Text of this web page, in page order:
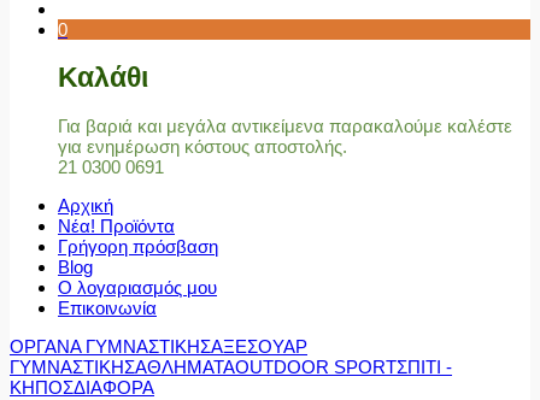
0
Καλάθι
Για βαριά και μεγάλα αντικείμενα παρακαλούμε καλέστε
για ενημέρωση κόστους αποστολής.
21 0300 0691
Αρχική
Νέα! Προϊόντα
Γρήγορη πρόσβαση
Blog
Ο λογαριασμός μου
Επικοινωνία
ΟΡΓΑΝΑ ΓΥΜΝΑΣΤΙΚΗΣΑΞΕΣΟΥΑΡ
ΓΥΜΝΑΣΤΙΚΗΣΑΘΛΗΜΑΤΑOUTDOOR SPORTΣΠΙΤΙ -
ΚΗΠΟΣΔΙΑΦΟΡΑ